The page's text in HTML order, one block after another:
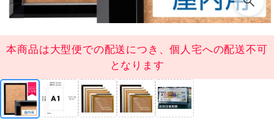
本商品は大型便での配送につき、個人宅への配送不可
となります